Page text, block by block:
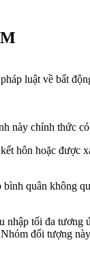
luật về bất
này chính thức
hôn hoặc được
quân không
tối đa
đối tượng